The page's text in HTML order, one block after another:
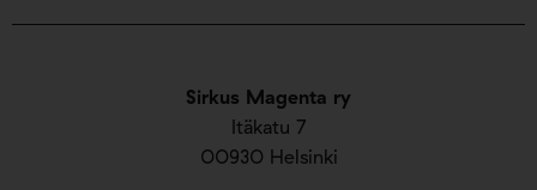
Sirkus Magenta ry
Itäkatu 7
00930 Helsinki